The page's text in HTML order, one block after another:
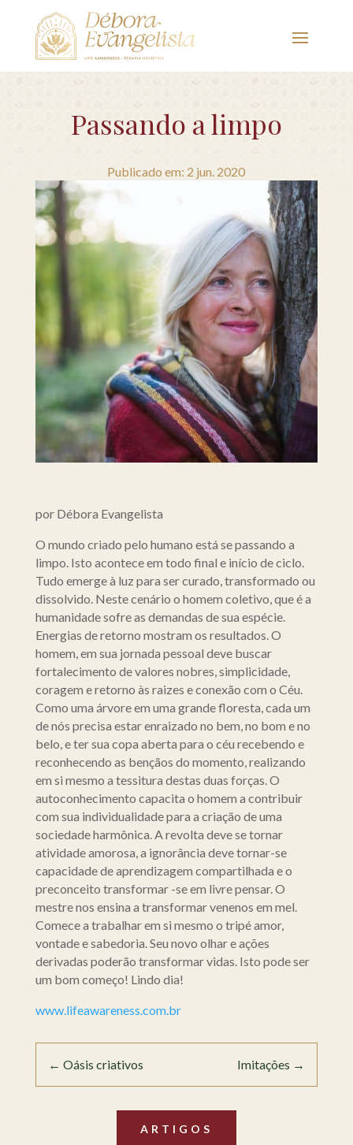
Passando a limpo
Publicado em: 2 jun. 2020
por Débora Evangelista
O mundo criado pelo humano está se passando a
limpo. Isto acontece em todo final e início de ciclo.
Tudo emerge à luz para ser curado, transformado ou
dissolvido. Neste cenário o homem coletivo, que é a
humanidade sofre as demandas de sua espécie.
Energias de retorno mostram os resultados. O
homem, em sua jornada pessoal deve buscar
fortalecimento de valores nobres, simplicidade,
coragem e retorno às raizes e conexão com o Céu.
Como uma árvore em uma grande floresta, cada um
de nós precisa estar enraizado no bem, no bom e no
belo, e ter sua copa aberta para o céu recebendo e
reconhecendo as bençãos do momento, realizando
em si mesmo a tessitura destas duas forças. O
autoconhecimento capacita o homem a contribuir
com sua individualidade para a criação de uma
sociedade harmônica. A revolta deve se tornar
atividade amorosa, a ignorância deve tornar-se
capacidade de aprendizagem compartilhada e o
preconceito transformar -se em livre pensar. O
mestre nos ensina a transformar venenos em mel.
Comece a trabalhar em si mesmo o tripé amor,
vontade e sabedoria. Seu novo olhar e ações
derivadas poderão transformar vidas. Isto pode ser
um bom começo! Lindo dia!
www.lifeawareness.com.br
← Oásis criativos Imitações →
ARTIGOS